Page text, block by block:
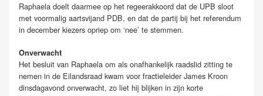
Raphaela doelt daarmee op het regeerakkoord dat de UPB sloot
met voormalig aartsvijand PDB, en dat de partij bij het referendum
in december kiezers opriep om ‘nee’ te stemmen.
Onverwacht
Het besluit van Raphaela om als onafhankelijk raadslid zitting te
nemen in de Eilandsraad kwam voor fractieleider James Kroon
dinsdagavond onverwacht, zo liet hij blijken in zijn korte